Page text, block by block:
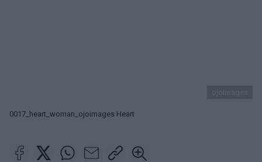
0017_heart_woman_ojoimages Heart